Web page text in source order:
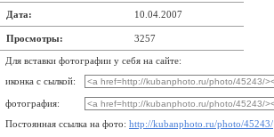
Дата: 10.04.2007
Просмотры: 3257
Для вставки фотографии у себя на сайте:
иконка с сылкой:
фотография:
Постоянная ссылка на фото: http://kubanphoto.ru/photo/45243/